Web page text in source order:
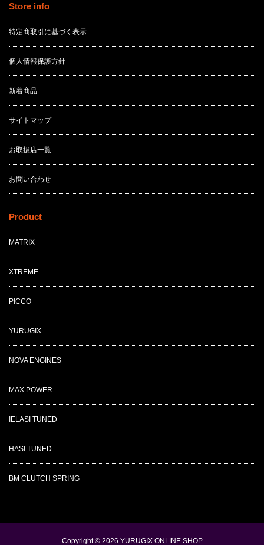
Store info
特定商取引に基づく表示
個人情報保護方針
新着商品
サイトマップ
お取扱店一覧
お問い合わせ
Product
MATRIX
XTREME
PICCO
YURUGIX
NOVA ENGINES
MAX POWER
IELASI TUNED
HASI TUNED
BM CLUTCH SPRING
Copyright © 2026 YURUGIX ONLINE SHOP